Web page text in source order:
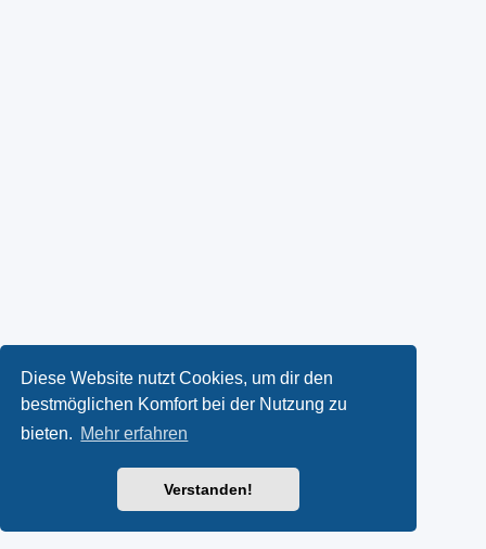
Diese Website nutzt Cookies, um dir den
bestmöglichen Komfort bei der Nutzung zu
bieten. Mehr erfahren
Verstanden!